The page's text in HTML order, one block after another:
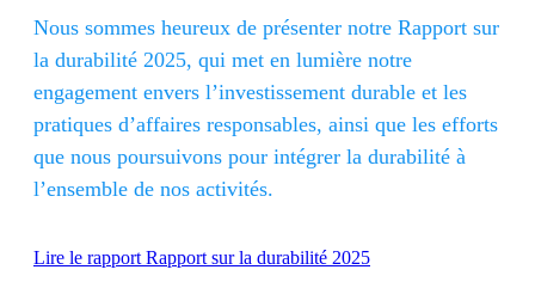
Nous sommes heureux de présenter notre Rapport sur
la durabilité 2025, qui met en lumière notre
engagement envers l’investissement durable et les
pratiques d’affaires responsables, ainsi que les efforts
que nous poursuivons pour intégrer la durabilité à
l’ensemble de nos activités.
Lire le rapport Rapport sur la durabilité 2025